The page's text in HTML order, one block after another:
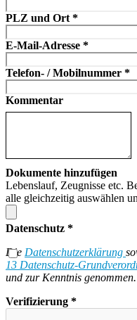
PLZ und Ort *
E-Mail-Adresse *
Telefon- / Mobilnummer *
Kommentar
Dokumente hinzufügen
Lebenslauf, Zeugnisse etc.
alle gleichzeitig auswählen
Datenschutz *
Die Datenschutzerklärung
13 Datenschutz-
und zur Kenntnis genommen.
Verifizierung *